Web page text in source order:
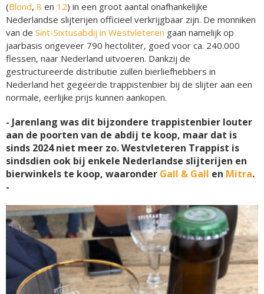
(Blond, 8 en 12) in een groot aantal onafhankelijke
Nederlandse slijterijen officieel verkrijgbaar zijn. De monniken
van de Sint-Sixtusabdij in Westvleteren gaan namelijk op
jaarbasis ongeveer 790 hectoliter, goed voor ca. 240.000
flessen, naar Nederland uitvoeren. Dankzij de
gestructureerde distributie zullen bierliefhebbers in
Nederland het gegeerde trappistenbier bij de slijter aan een
normale, eerlijke prijs kunnen aankopen.
- Jarenlang was dit bijzondere trappistenbier louter
aan de poorten van de abdij te koop, maar dat is
sinds 2024 niet meer zo. Westvleteren Trappist is
sindsdien ook bij enkele Nederlandse slijterijen en
bierwinkels te koop, waaronder Gall & Gall en Mitra.
-